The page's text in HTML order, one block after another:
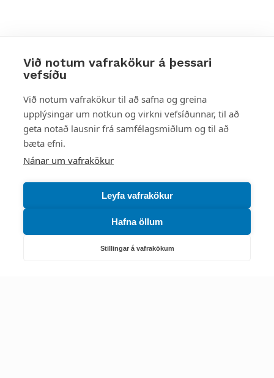
Við notum vafrakökur á þessari
vefsíðu
Við notum vafrakökur til að safna og greina
upplýsingar um notkun og virkni vefsíðunnar, til að
geta notað lausnir frá samfélagsmiðlum og til að
bæta efni.
Nánar um vafrakökur
Leyfa vafrakökur
Hafna öllum
Stillingar á vafrakökum
Styttu þér leið
Mest skoðað
Starfsstöðvar
Náttúruverndarstofnun
Veiðimál, friðlýst svæði, landvarsla og náttúruvernd